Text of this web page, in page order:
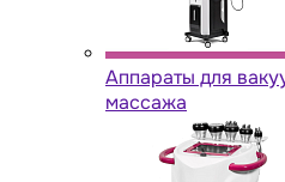
Аппараты для
массажа